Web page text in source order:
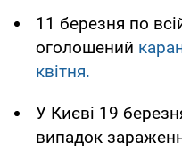
11 березня по
оголошений
квітня.
У Києві 19
випадок